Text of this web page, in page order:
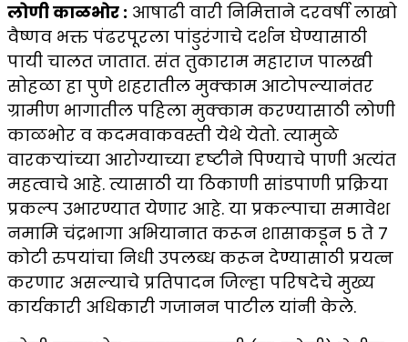
लोणी काळभोर : आषाढी वारी निमित्ताने दरवर्षी लाखो
वैष्णव भक्त पंढरपूरला पांडुरंगाचे दर्शन घेण्यासाठी
पायी चालत जातात. संत तुकाराम महाराज पालखी
सोहळा हा पुणे शहरातील मुक्काम आटोपल्यानंतर
ग्रामीण भागातील पहिला मुक्काम करण्यासाठी लोणी
काळभोर व कदमवाकवस्ती येथे येतो. त्यामुळे
वारकऱ्यांच्या आरोग्याच्या दृष्टीने पिण्याचे पाणी अत्यंत
महत्वाचे आहे. त्यासाठी या ठिकाणी सांडपाणी प्रक्रिया
प्रकल्प उभारण्यात येणार आहे. या प्रकल्पाचा समावेश
नमामि चंद्रभागा अभियानात करून शासाकडून 5 ते 7
कोटी रुपयांचा निधी उपलब्ध करून देण्यासाठी प्रयत्न
करणार असल्याचे प्रतिपादन जिल्हा परिषदेचे मुख्य
कार्यकारी अधिकारी गजानन पाटील यांनी केले.